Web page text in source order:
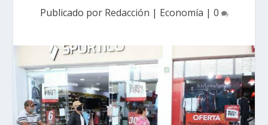
Publicado por Redacción | Economía | 0